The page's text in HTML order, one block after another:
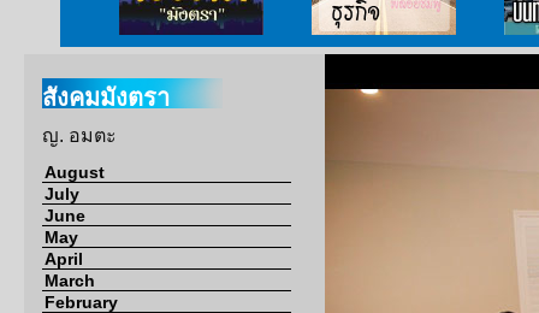
สังคมมังตรา บนเส้นทางธุรกิจ บั
สังคมมังตรา
ญ. อมตะ
August
July
June
May
April
March
February